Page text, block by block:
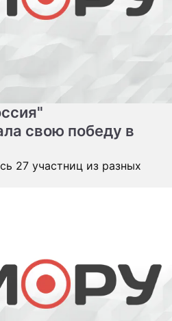
свою победу в
27 участниц из разных